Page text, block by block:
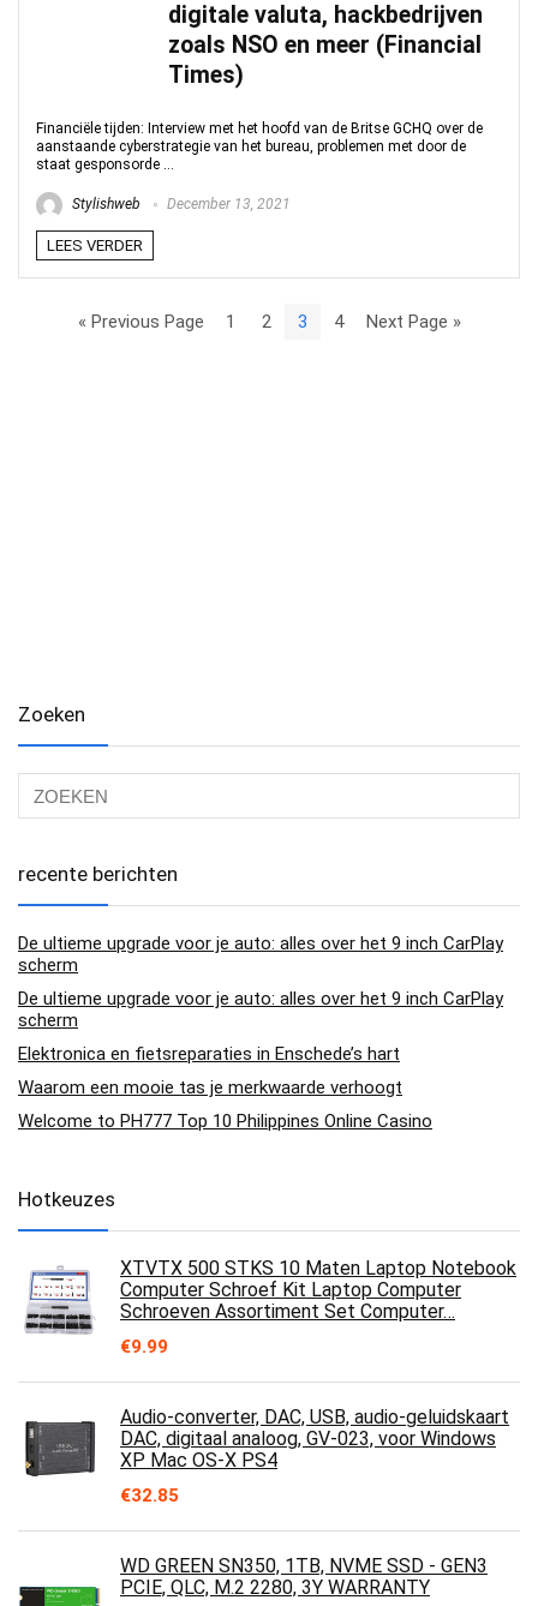
digitale valuta, hackbedrijven
zoals NSO en meer (Financial
Times)
Financiële tijden: Interview met het hoofd van de Britse GCHQ over de
aanstaande cyberstrategie van het bureau, problemen met door de
staat gesponsorde ...
Stylishweb December 13, 2021
LEES VERDER
« Previous Page 1 2 3 4 Next Page »
Zoeken
recente berichten
De ultieme upgrade voor je auto: alles over het 9 inch CarPlay
scherm
De ultieme upgrade voor je auto: alles over het 9 inch CarPlay
scherm
Elektronica en fietsreparaties in Enschede’s hart
Waarom een mooie tas je merkwaarde verhoogt
Welcome to PH777 Top 10 Philippines Online Casino
Hotkeuzes
XTVTX 500 STKS 10 Maten Laptop Notebook
Computer Schroef Kit Laptop Computer
Schroeven Assortiment Set Computer…
€9.99
Audio-converter, DAC, USB, audio-geluidskaart
DAC, digitaal analoog, GV-023, voor Windows
XP Mac OS-X PS4
€32.85
WD GREEN SN350, 1TB, NVME SSD - GEN3
PCIE, QLC, M.2 2280, 3Y WARRANTY